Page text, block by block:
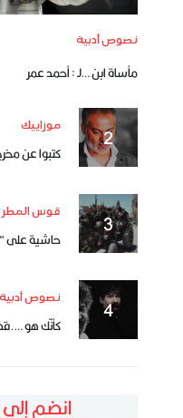
نصوص أدبية
مأساة ابن …لـ : أحمد عمر
موزاييك
كتبوا عن
قوس المطر
حاشية على
نصوص أدبية
كأنّك هو
انضم إلى